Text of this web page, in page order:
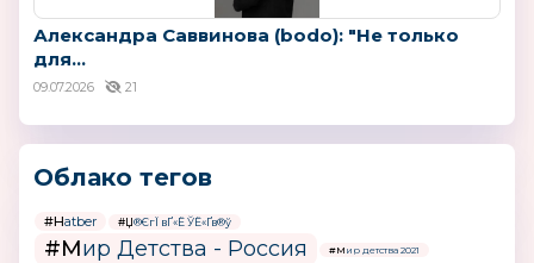
Александра Саввинова (bodo): "Не только
для...
09.07.2026 21
Облако тегов
#Hatber #Џ®ЄгЇ вҐ«Ё ЎЁ«Ґв®ў
#Мир Детства - Россия #Мир детства 2021